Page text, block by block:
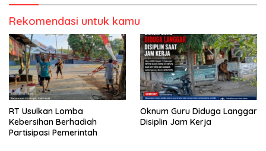
Rekomendasi untuk kamu
RT Usulkan Lomba
Kebersihan Berhadiah
Partisipasi Pemerintah
Oknum Guru Diduga Langgar
Disiplin Jam Kerja